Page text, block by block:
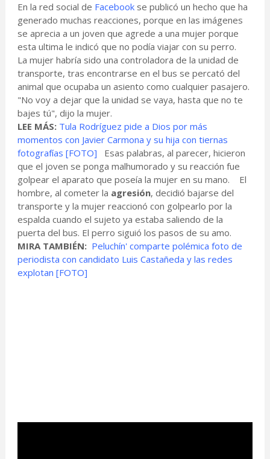
En la red social de Facebook se publicó un hecho que ha
generado muchas reacciones, porque en las imágenes
se aprecia a un joven que agrede a una mujer porque
esta ultima le indicó que no podía viajar con su perro.
La mujer habría sido una controladora de la unidad de
transporte, tras encontrarse en el bus se percató del
animal que ocupaba un asiento como cualquier pasajero.
"No voy a dejar que la unidad se vaya, hasta que no te
bajes tú", dijo la mujer.
LEE MÁS: Tula Rodríguez pide a Dios por más
momentos con Javier Carmona y su hija con tiernas
fotografías [FOTO] Esas palabras, al parecer, hicieron
que el joven se ponga malhumorado y su reacción fue
golpear el aparato que poseía la mujer en su mano. El
hombre, al cometer la agresión, decidió bajarse del
transporte y la mujer reaccionó con golpearlo por la
espalda cuando el sujeto ya estaba saliendo de la
puerta del bus. El perro siguió los pasos de su amo.
MIRA TAMBIÉN: Peluchín' comparte polémica foto de
periodista con candidato Luis Castañeda y las redes
explotan [FOTO]